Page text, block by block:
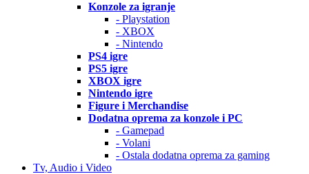
Konzole za igranje
- Playstation
- XBOX
- Nintendo
PS4 igre
PS5 igre
XBOX igre
Nintendo igre
Figure i Merchandise
Dodatna oprema za konzole i PC
- Gamepad
- Volani
- Ostala dodatna oprema za gaming
Tv, Audio i Video